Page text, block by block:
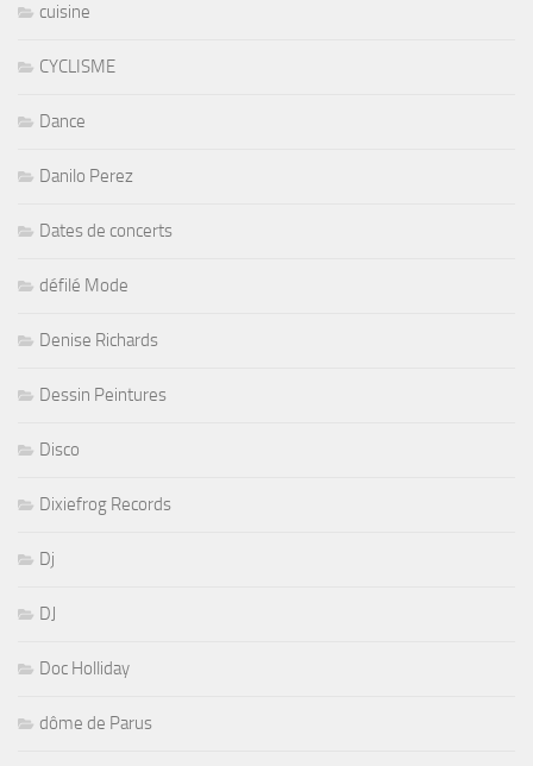
cuisine
CYCLISME
Dance
Danilo Perez
Dates de concerts
défilé Mode
Denise Richards
Dessin Peintures
Disco
Dixiefrog Records
Dj
DJ
Doc Holliday
dôme de Parus